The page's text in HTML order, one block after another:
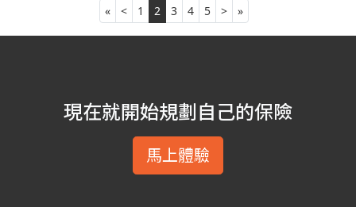
« < 1 2 3 4 5 > »
現在就開始規劃自己的保險
馬上體驗